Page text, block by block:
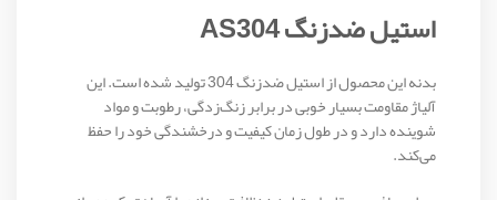
استیل ضدزنگ AS304
بدنه این محصول از استیل ضدزنگ 304 تولید شده است. این
آلیاژ مقاومت بسیار خوبی در برابر زنگ‌زدگی، رطوبت و مواد
شوینده دارد و در طول زمان کیفیت و درخشندگی خود را حفظ
می‌کند.